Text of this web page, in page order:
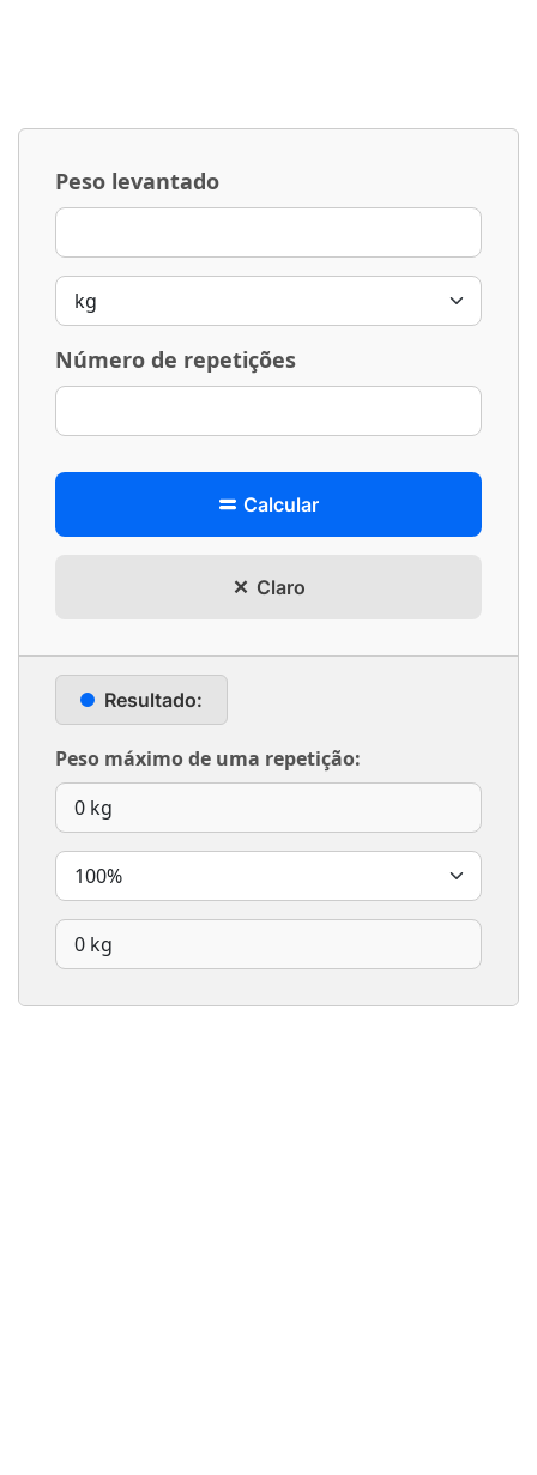
Peso levantado
Número de repetições
Calcular
Claro
Resultado:
Peso máximo de uma repetição: